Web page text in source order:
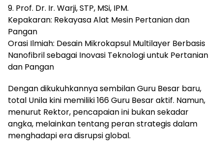
9. Prof. Dr. Ir. Warji, STP, MSi, IPM.
Kepakaran: Rekayasa Alat Mesin Pertanian dan
Pangan
Orasi Ilmiah: Desain Mikrokapsul Multilayer Berbasis
Nanofibril sebagai Inovasi Teknologi untuk Pertanian
dan Pangan
Dengan dikukuhkannya sembilan Guru Besar baru,
total Unila kini memiliki 166 Guru Besar aktif. Namun,
menurut Rektor, pencapaian ini bukan sekadar
angka, melainkan tentang peran strategis dalam
menghadapi era disrupsi global.